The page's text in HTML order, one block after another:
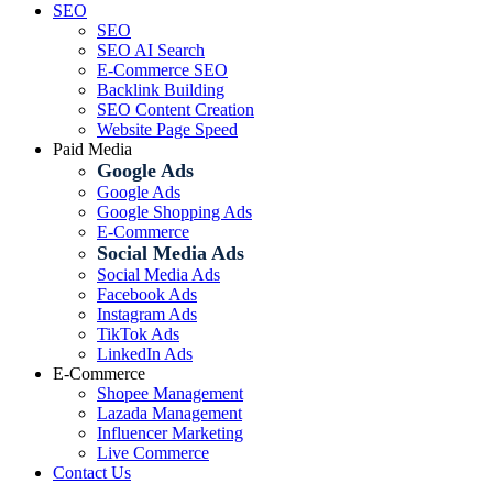
SEO
SEO
SEO AI Search
E-Commerce SEO
Backlink Building
SEO Content Creation
Website Page Speed
Paid Media
Google Ads
Google Ads
Google Shopping Ads
E-Commerce
Social Media Ads
Social Media Ads
Facebook Ads
Instagram Ads
TikTok Ads
LinkedIn Ads
E-Commerce
Shopee Management
Lazada Management
Influencer Marketing
Live Commerce
Contact Us